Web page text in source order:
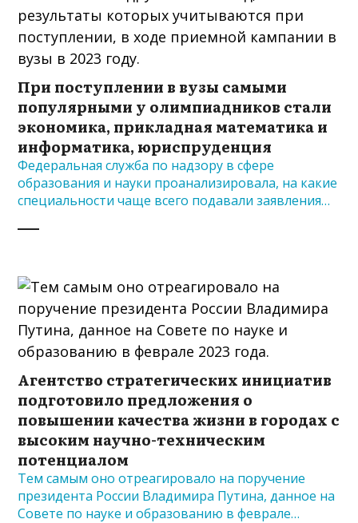
При поступлении в вузы самыми
популярными у олимпиадников стали
экономика, прикладная математика и
информатика, юриспруденция
Федеральная служба по надзору в сфере
образования и науки проанализировала, на какие
специальности чаще всего подавали заявления…
Агентство стратегических инициатив
подготовило предложения о
повышении качества жизни в городах с
высоким научно-техническим
потенциалом
Тем самым оно отреагировало на поручение
президента России Владимира Путина, данное на
Совете по науке и образованию в феврале…